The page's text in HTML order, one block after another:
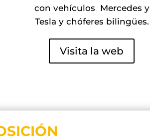
con vehículos Mercedes y
Tesla y chóferes bilingües.
Visita la web